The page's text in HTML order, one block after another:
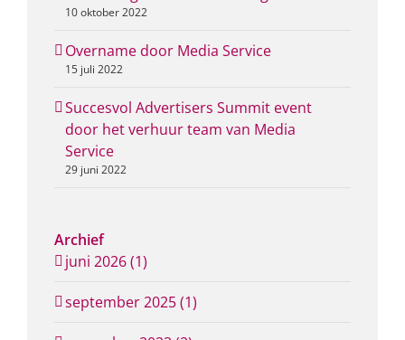
10 oktober 2022
Overname door Media Service
15 juli 2022
Succesvol Advertisers Summit event
door het verhuur team van Media
Service
29 juni 2022
Archief
juni 2026 (1)
september 2025 (1)